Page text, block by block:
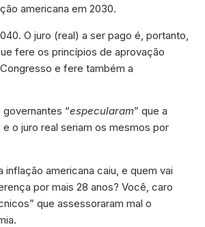
americana em 2030.
O juro (real) a ser pago é, portanto,
fere os princípios de aprovação
e fere também a
“especularam” que a
o juro real seriam os mesmos por
inflação americana caiu, e quem vai
por mais 28 anos? Você, caro
que assessoraram mal o